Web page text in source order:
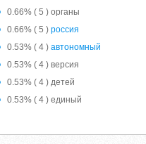
0.66% ( 5 ) органы
0.66% ( 5 ) россия
0.53% ( 4 ) автономный
0.53% ( 4 ) версия
0.53% ( 4 ) детей
0.53% ( 4 ) единый